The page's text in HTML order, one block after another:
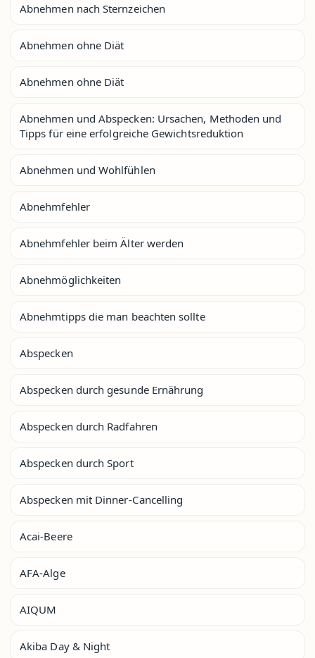
Abnehmen nach Sternzeichen
Abnehmen ohne Diät
Abnehmen ohne Diät
Abnehmen und Abspecken: Ursachen, Methoden und
Tipps für eine erfolgreiche Gewichtsreduktion
Abnehmen und Wohlfühlen
Abnehmfehler
Abnehmfehler beim Älter werden
Abnehmöglichkeiten
Abnehmtipps die man beachten sollte
Abspecken
Abspecken durch gesunde Ernährung
Abspecken durch Radfahren
Abspecken durch Sport
Abspecken mit Dinner-Cancelling
Acai-Beere
AFA-Alge
AIQUM
Akiba Day & Night